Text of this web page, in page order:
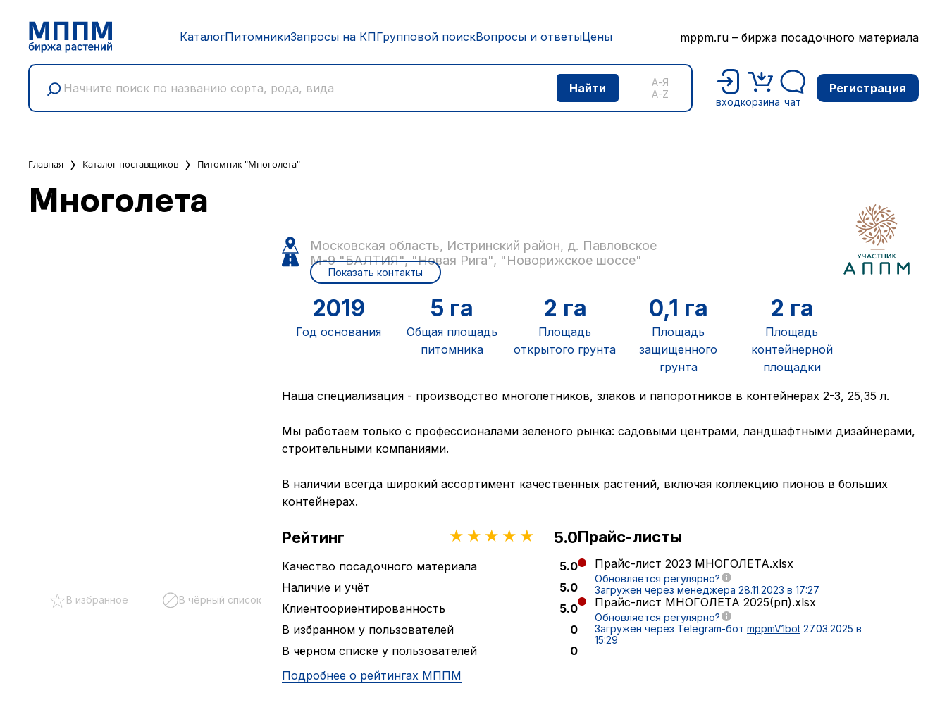
КаталогПитомникиЗапросы на КПГрупповой поискВопросы и ответыЦены mppm.ru – биржа посадочного материала
А-Я
A-Z
входкорзина чат
Регистрация
Главная Каталог поставщиков Питомник "Многолета"
Многолета
В избранное В чёрный список
Московская область, Истринский район, д. Павловское
М-9 "БАЛТИЯ", "Новая Рига", "Новорижское шоссе"
Показать контакты
2019
Год основания
5 га
Общая площадь
питомника
2 га
Площадь
открытого грунта
0,1 га
Площадь
защищенного
грунта
2 га
Площадь
контейнерной
площадки
Наша специализация - производство многолетников, злаков и папоротников в контейнерах 2-3, 25,35 л.
Мы работаем только с профессионалами зеленого рынка: садовыми центрами, ландшафтными дизайнерами,
строительными компаниями.
В наличии всегда широкий ассортимент качественных растений, включая коллекцию пионов в больших
контейнерах.
Рейтинг 5.0
Качество посадочного материала
5.0
Наличие и учёт
5.0
Клиентоориентированность
5.0
В избранном у пользователей
0
В чёрном списке у пользователей
0
Подробнее о рейтингах МППМ
Прайс-листы
Прайс-лист 2023 МНОГОЛЕТА.xlsx
Обновляется регулярно?
Загружен через менеджера 28.11.2023 в 17:27
Прайс-лист МНОГОЛЕТА 2025(рп).xlsx
Обновляется регулярно?
Загружен через Telegram-бот mppmV1bot 27.03.2025 в
15:29